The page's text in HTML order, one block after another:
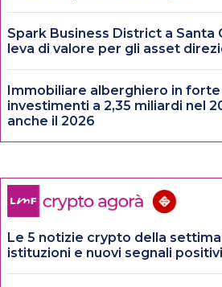
Spark Business District a Santa
leva di valore per gli asset
Immobiliare alberghiero in
investimenti a 2,35 miliardi nel
anche il 2026
Le 5 notizie crypto della
istituzioni e nuovi segnali positivi